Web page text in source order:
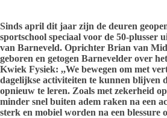
Sinds april dit jaar zijn de deuren
sportschool speciaal voor de 50-plusser
van Barneveld. Oprichter Brian van
geboren en getogen Barnevelder over
Kwiek Fysiek: ,,We bewegen om met
dagelijkse activiteiten te kunnen blijven
opnieuw te leren. Zoals met zekerheid
minder snel buiten adem raken na een
sterk en mobiel worden na een blessure